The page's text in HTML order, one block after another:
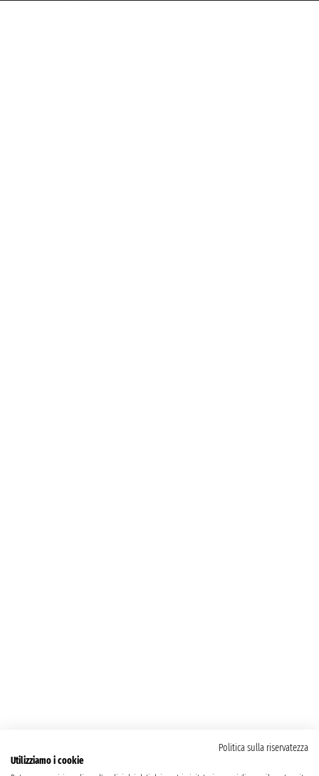
Politica sulla riservatezza
Utilizziamo i cookie